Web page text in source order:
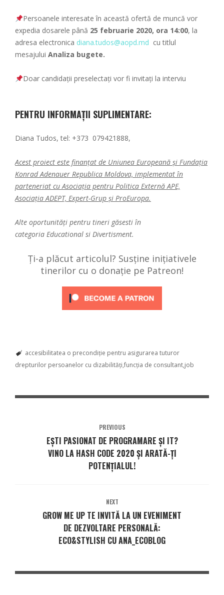
Persoanele interesate în această ofertă de muncă vor
expedia dosarele până 25 februarie 2020, ora 14:00, la
adresa electronica diana.tudos@aopd.md cu titlul
mesajului Analiza bugete.
Doar candidații preselectați vor fi invitați la interviu
PENTRU INFORMAȚII SUPLIMENTARE:
Diana Tudos, tel: +373 079421888,
Acest proiect este finanțat de Uniunea Europeană și Fundația
Konrad Adenauer Republica Moldova, implementat în
parteneriat cu Asociația pentru Politica Externă APE,
Asociația ADEPT, Expert-Grup și ProEuropa.
Alte oportunități pentru tineri găsesti în
categoria Educational si Divertisment.
Ți-a plăcut articolul? Susține inițiativele
tinerilor cu o donație pe Patreon!
accesibilitatea o precondiție pentru asigurarea tuturor
drepturilor persoanelor cu dizabilități funcția de consultant job
PREVIOUS
EȘTI PASIONAT DE PROGRAMARE ȘI IT?
VINO LA HASH CODE 2020 ȘI ARATĂ-ȚI
POTENȚIALUL!
NEXT
GROW ME UP TE INVITĂ LA UN EVENIMENT
DE DEZVOLTARE PERSONALĂ:
ECO&STYLISH CU ANA_ECOBLOG